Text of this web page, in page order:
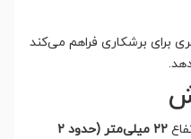
برای برشکاری فراهم می‌کند
22 میلی‌متر (حدود 2